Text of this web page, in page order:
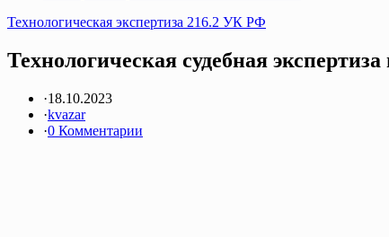
Технологическая экспертиза 216.2 УК РФ
Технологическая судебная
·18.10.2023
·kvazar
·0 Комментарии